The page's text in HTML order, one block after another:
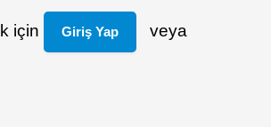
için Giriş Yap veya